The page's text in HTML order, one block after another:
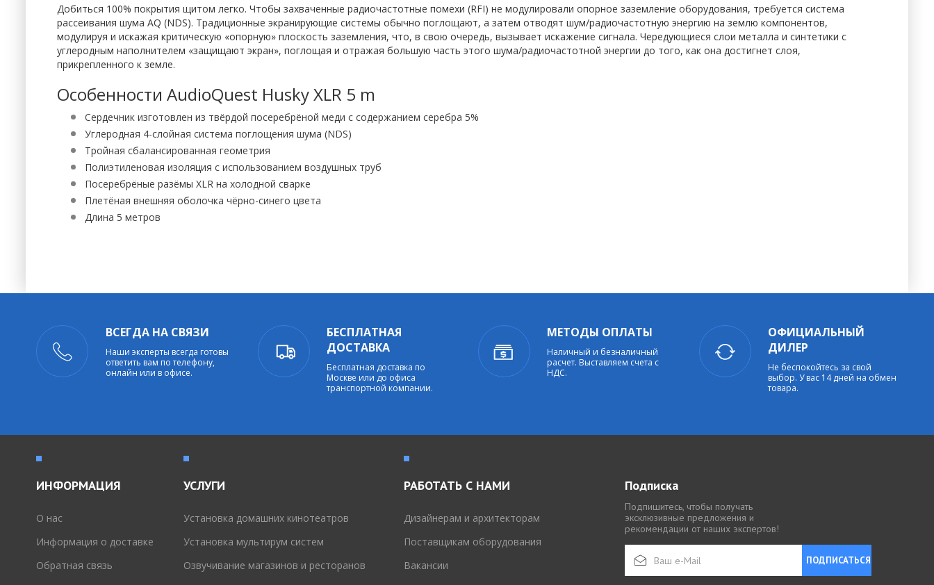
Добиться 100% покрытия щитом легко. Чтобы захваченные радиочастотные помехи (RFI) не модулировали опорное заземление оборудования, требуется система
рассеивания шума AQ (NDS). Традиционные экранирующие системы обычно поглощают, а затем отводят шум/радиочастотную энергию на землю компонентов,
модулируя и искажая критическую «опорную» плоскость заземления, что, в свою очередь, вызывает искажение сигнала. Чередующиеся слои металла и синтетики с
углеродным наполнителем «защищают экран», поглощая и отражая большую часть этого шума/радиочастотной энергии до того, как она достигнет слоя,
прикрепленного к земле.
Особенности AudioQuest Husky XLR 5 m
Сердечник изготовлен из твёрдой посеребрёной меди с содержанием серебра 5%
Углеродная 4-слойная система поглощения шума (NDS)
Тройная сбалансированная геометрия
Полиэтиленовая изоляция с использованием воздушных труб
Посеребрёные разёмы XLR на холодной сварке
Плетёная внешняя оболочка чёрно-синего цвета
Длина 5 метров
ВСЕГДА НА СВЯЗИ
Наши эксперты всегда готовы
ответить вам по телефону,
онлайн или в офисе.
БЕСПЛАТНАЯ
ДОСТАВКА
Бесплатная доставка по
Москве или до офиса
транспортной компании.
МЕТОДЫ ОПЛАТЫ
Наличный и безналичный
расчет. Выставляем счета с
НДС.
ОФИЦИАЛЬНЫЙ
ДИЛЕР
Не беспокойтесь за свой
выбор. У вас 14 дней на обмен
товара.
ИНФОРМАЦИЯ
O нас
Информация о доставке
Обратная связь
УСЛУГИ
Установка домашних кинотеатров
Установка мультирум систем
Озвучивание магазинов и ресторанов
РАБОТАТЬ С НАМИ
Дизайнерам и архитекторам
Поставщикам оборудования
Вакансии
Подписка
Подпишитесь, чтобы получать
эксклюзивные предложения и
рекомендации от наших экспертов!
ПОДПИСАТЬСЯ